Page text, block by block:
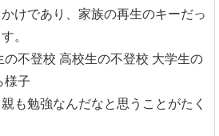
けであり、家族の再生のキーだっ
。
の不登校 高校生の不登校 大学生の
様子
も勉強なんだなと思うことがたく